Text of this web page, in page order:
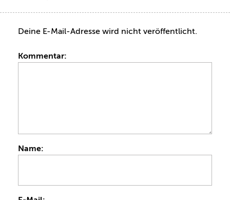
Deine E-Mail-Adresse wird nicht veröffentlicht.
Kommentar:
Name: